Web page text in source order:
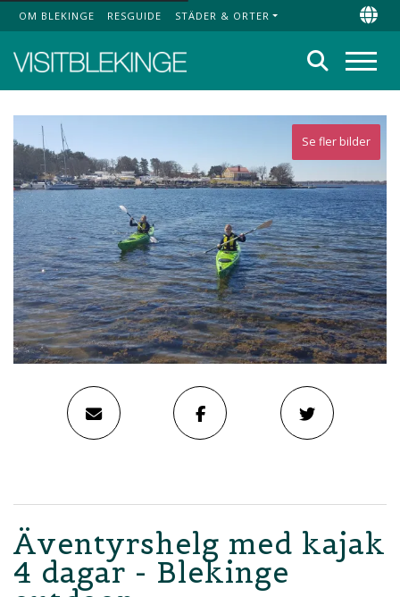
Top Menu
OM BLEKINGE RESGUIDE STÄDER & ORTER
Sök
Se fler bilder
Äventyrshelg med kajak
4 dagar - Blekinge